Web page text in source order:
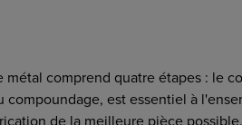
comprend quatre étapes : le
est essentiel à
de la meilleure pièce possible.